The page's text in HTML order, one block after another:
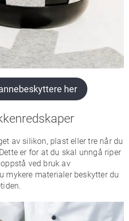
her
av silikon, plast eller tre når du
er for at du skal unngå riper
ved bruk av
mykere materialer beskytter du